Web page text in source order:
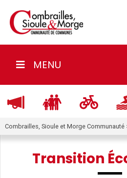
MENU
Combrailles, Sioule et Morge Communauté
Transition